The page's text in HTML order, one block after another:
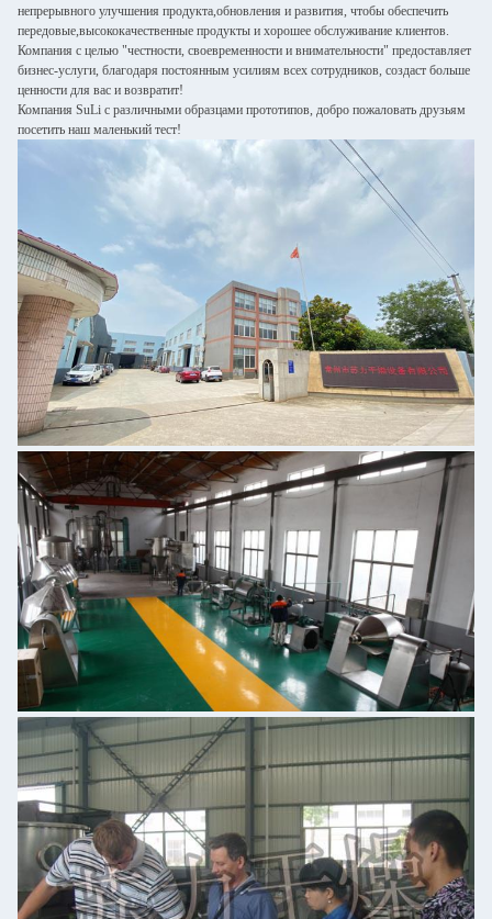
непрерывного улучшения продукта,обновления и развития, чтобы обеспечить
передовые,высококачественные продукты и хорошее обслуживание клиентов.
Компания с целью "честности, своевременности и внимательности" предоставляет
бизнес-услуги, благодаря постоянным усилиям всех сотрудников, создаст больше
ценности для вас и возвратит!
Компания SuLi с различными образцами прототипов, добро пожаловать друзьям
посетить наш маленький тест!